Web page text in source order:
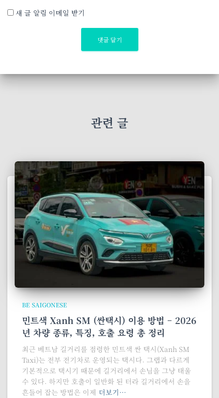
새 글 알림 이메일 받기
관련 글
BE SAIGONESE
민트색 Xanh SM (싼택시) 이용 방법 – 2026
년 차량 종류, 특징, 호출 요령 총 정리
최근 베트남 길거리를 점령한 민트색 싼 택시(Xanh SM
Taxi)는 전부 전기차로 운영되는 택시다. 그랩과 다르게
기본적으로 택시기 때문에 길거리에서 손님을 그냥 태울
수 있다. 하지만 호출이 일반화 된 터라 길거리에서 손을
흔들어 잡는 방법은 이제 더보기…